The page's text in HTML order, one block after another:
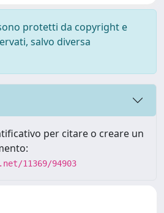
protetti da copyright e
salvo diversa
per citare o creare un
11369/94903